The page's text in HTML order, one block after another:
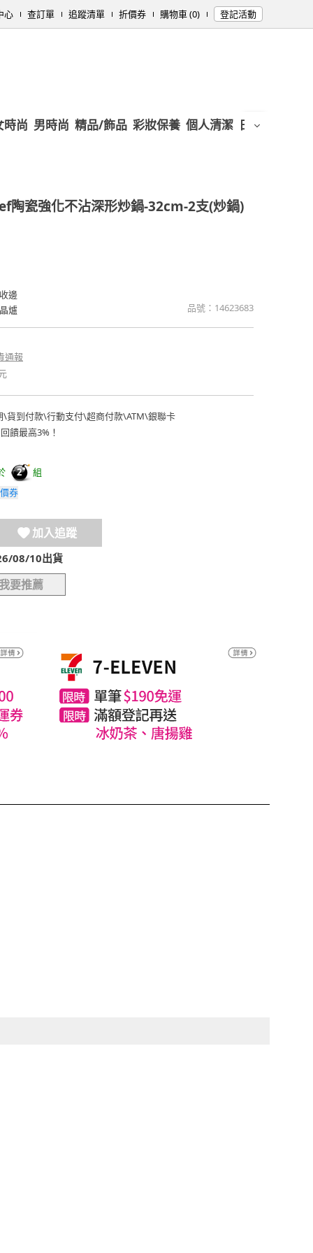
心 查訂單 追蹤清單 折價券 購物車 (0) 登記活動
時尚 男時尚 精品/飾品 彩妝保養 個人清潔 日用/紙品
陶瓷強化不沾深形炒鍋-32cm-2支(炒鍋)
邊
爐
品號： 14623683
通報
\貨到付款\行動支付\超商付款\ATM\銀聯卡
饋最高3%！
2
組
券
加入追蹤
08/10出貨
我要推薦